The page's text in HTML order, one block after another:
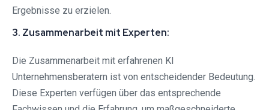
Ergebnisse zu erzielen.
3. Zusammenarbeit mit Experten:
Die Zusammenarbeit mit erfahrenen KI
Unternehmensberatern ist von entscheidender Bedeutung.
Diese Experten verfügen über das entsprechende